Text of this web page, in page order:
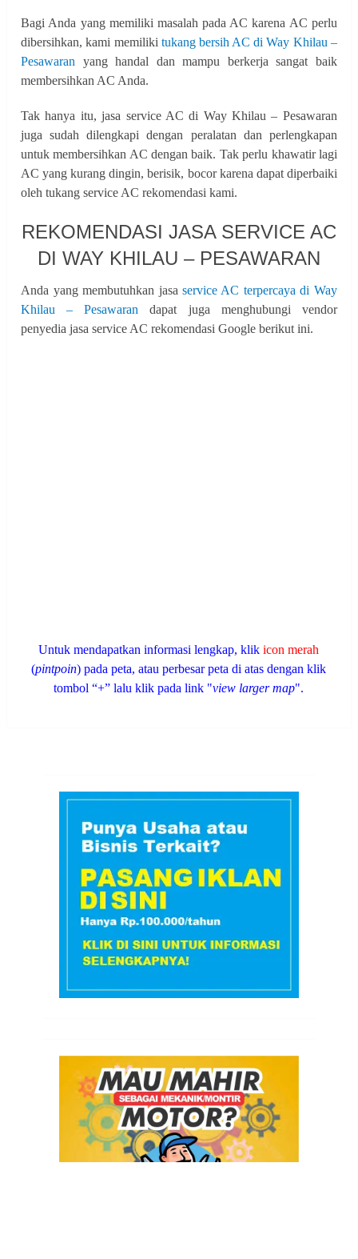
Bagi Anda yang memiliki masalah pada AC karena AC perlu
dibersihkan, kami memiliki tukang bersih AC di Way Khilau –
Pesawaran yang handal dan mampu berkerja sangat baik
membersihkan AC Anda.
Tak hanya itu, jasa service AC di Way Khilau – Pesawaran
juga sudah dilengkapi dengan peralatan dan perlengkapan
untuk membersihkan AC dengan baik. Tak perlu khawatir lagi
AC yang kurang dingin, berisik, bocor karena dapat diperbaiki
oleh tukang service AC rekomendasi kami.
REKOMENDASI JASA SERVICE AC
DI WAY KHILAU – PESAWARAN
Anda yang membutuhkan jasa service AC terpercaya di Way
Khilau – Pesawaran dapat juga menghubungi vendor
penyedia jasa service AC rekomendasi Google berikut ini.
Untuk mendapatkan informasi lengkap, klikicon merah
(pintpoin) pada peta, atau perbesar peta di atas dengan klik
tombol “+” lalu klik pada link "view larger map".